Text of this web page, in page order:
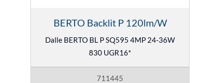
BERTO Backlit P 120lm/W
Dalle BERTO BL P SQ595 4MP 24-36W
830 UGR16*
711445